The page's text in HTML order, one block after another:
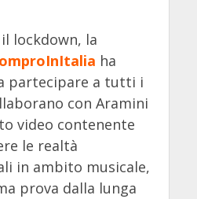
lockdown, la
ha
partecipare a tutti i
con Aramini
video contenente
le realtà
in ambito musicale,
prova dalla lunga